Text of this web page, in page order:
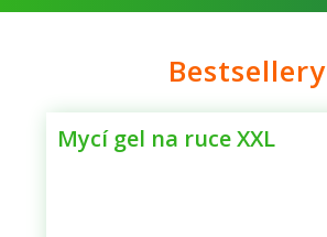
Bestsellery
Mycí gel na ruce XXL